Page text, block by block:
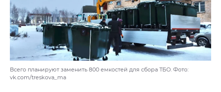
Всего планируют заменить 800 емкостей для сбора ТБО. Фото:
vk.com/treskova_ma